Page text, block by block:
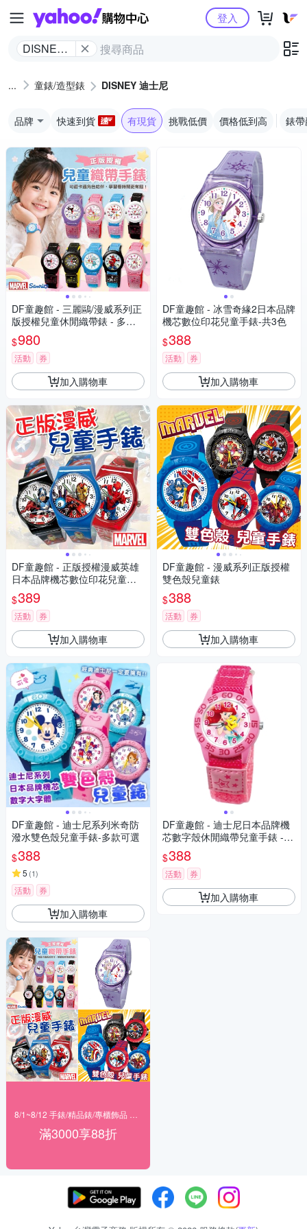
Yahoo購物中心
DISNEY
登入
童錶/造型錶 DISNEY 迪士尼
品牌 快速到貨 有現貨 挑戰低價 價格低到高 錶
DF童趣館 - 三麗鷗/漫威系列正
版授權兒童休閒織帶錶 - 多款
可選
$980
活動 券
加入購物車
DF童趣館 - 正版授權漫威英雄
日本品牌機芯數位印花兒童手
錶
$389
活動 券
加入購物車
DF童趣館 - 迪士尼系列米奇防
潑水雙色殼兒童手錶-多款可選
$388
5 (1)
活動 券
加入購物車
滿3000享88折
DF童趣館 - 冰雪奇緣2日本品牌
機芯數位印花兒童手錶-共3色
$388
活動 券
加入購物車
DF童趣館 - 漫威系列正版授權
雙色殼兒童錶
$388
活動 券
加入購物車
DF童趣館 - 迪士尼日本品牌機
芯數字殼休閒織帶兒童手錶 -
多款可選
$388
活動 券
加入購物車